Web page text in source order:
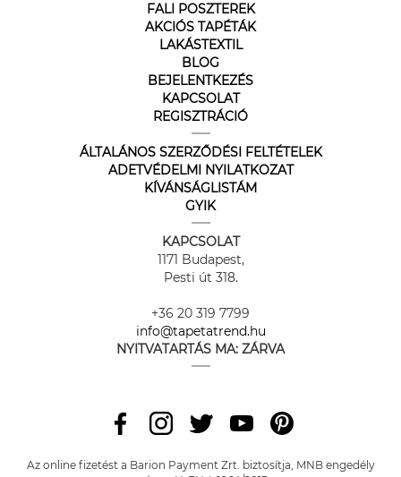
FALI POSZTEREK
AKCIÓS TAPÉTÁK
LAKÁSTEXTIL
BLOG
BEJELENTKEZÉS
KAPCSOLAT
REGISZTRÁCIÓ
ÁLTALÁNOS SZERZŐDÉSI FELTÉTELEK
ADETVÉDELMI NYILATKOZAT
KÍVÁNSÁGLISTÁM
GYIK
KAPCSOLAT
1171 Budapest,
Pesti út 318.
+36 20 319 7799
info@tapetatrend.hu
NYITVATARTÁS MA: ZÁRVA
Az online fizetést a Barion Payment Zrt. biztosítja, MNB engedély